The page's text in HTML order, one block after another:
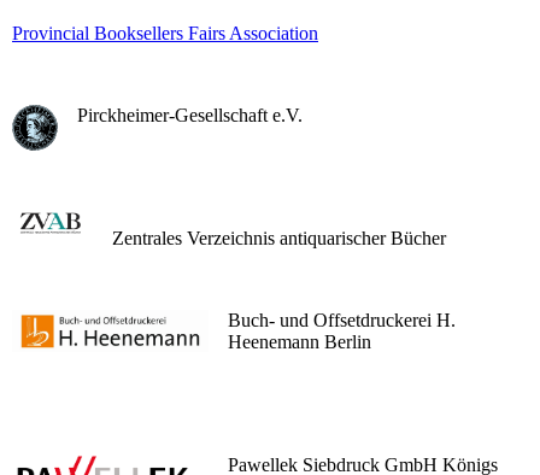
Provincial Booksellers Fairs Association
Pirckheimer-Gesellschaft e.V.
Zentrales Verzeichnis antiquarischer Bücher
Buch- und Offsetdruckerei H.
Heenemann Berlin
Pawellek Siebdruck GmbH Königs